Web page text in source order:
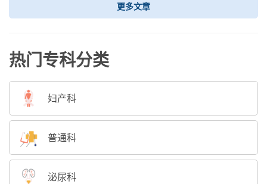
更多文章
热门专科分类
妇产科
普通科
泌尿科